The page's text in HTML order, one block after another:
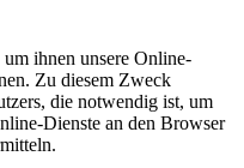
ihnen unsere Online-
Zu diesem Zweck
die notwendig ist, um
Dienste an den Browser